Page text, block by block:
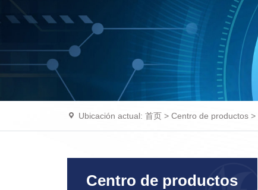
Ubicación actual: 首页 > Centro de productos >
Centro de productos